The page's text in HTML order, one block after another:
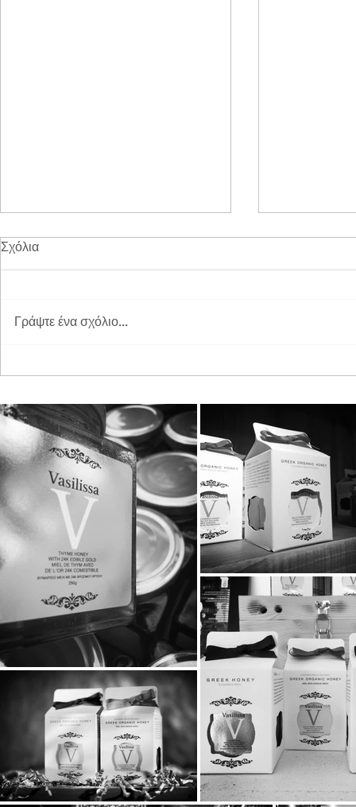
Exports Awards 2026
ξεχωριστή
Σχόλια
Γράψτε ένα σχόλιο...